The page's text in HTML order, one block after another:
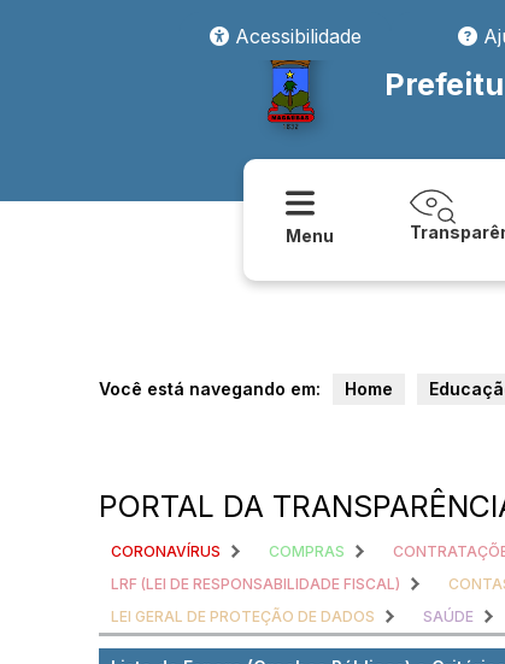
Acessibilidade
Menu
Você está navegando em: Home
PORTAL DA
CORONAVÍRUS COMPRAS
LRF (LEI DE RESPONSABILIDADE FISCAL)
LEI GERAL DE PROTEÇÃO DE DADOS
SAÚDE